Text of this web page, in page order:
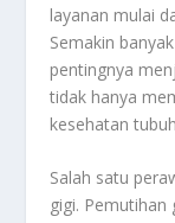
layanan mulai
Semakin
pentingnya
tidak hanya
kesehatan
Salah satu
gigi.